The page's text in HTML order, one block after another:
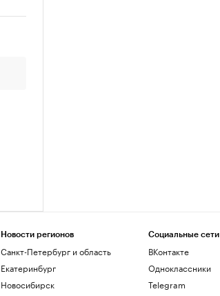
Новости регионов
Санкт-Петербург и область
Екатеринбург
Новосибирск
Социальные сети
ВКонтакте
Одноклассники
Telegram